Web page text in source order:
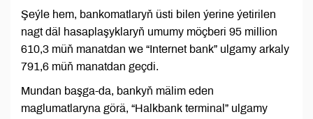
Şeýle hem, bankomatlaryň üsti bilen ýerine ýetirilen
nagt däl hasaplaşyklaryň umumy möçberi 95 million
610,3 müň manatdan we “Internet bank” ulgamy arkaly
791,6 müň manatdan geçdi.
Mundan başga-da, bankyň mälim eden
maglumatlaryna görä, “Halkbank terminal” ulgamy